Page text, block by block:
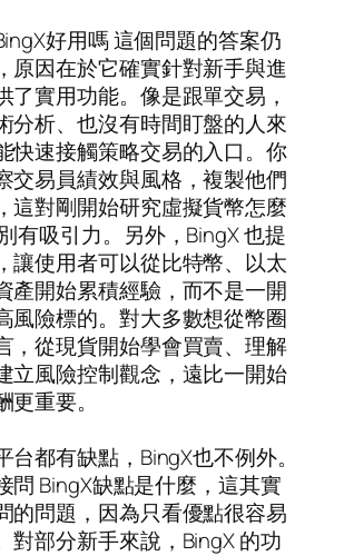
好用嗎 這個問題的答案仍
原因在於它確實針對新手與進
了實用功能。像是跟單交易，
分析、也沒有時間盯盤的人來
快速接觸策略交易的入口。你
交易員績效與風格，複製他們
這對剛開始研究虛擬貨幣怎麼
有吸引力。另外，BingX 也提
讓使用者可以從比特幣、以太
產開始累積經驗，而不是一開
風險標的。對大多數想從幣圈
，從現貨開始學會買賣、理解
立風險控制觀念，遠比一開始
重要。
台都有缺點，BingX也不例外。
問 BingX缺點是什麼，這其實
的問題，因為只看優點很容易
對部分新手來說，BingX 的功